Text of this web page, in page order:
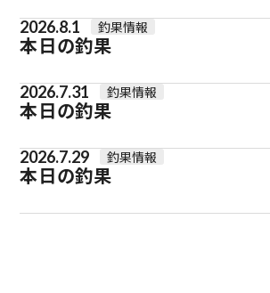
2026.8.1 釣果情報
本日の釣果
2026.7.31 釣果情報
本日の釣果
2026.7.29 釣果情報
本日の釣果